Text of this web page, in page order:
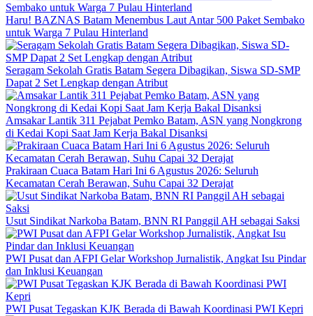
Haru! BAZNAS Batam Menembus Laut Antar 500 Paket Sembako
untuk Warga 7 Pulau Hinterland
Seragam Sekolah Gratis Batam Segera Dibagikan, Siswa SD-SMP
Dapat 2 Set Lengkap dengan Atribut
Amsakar Lantik 311 Pejabat Pemko Batam, ASN yang Nongkrong
di Kedai Kopi Saat Jam Kerja Bakal Disanksi
Prakiraan Cuaca Batam Hari Ini 6 Agustus 2026: Seluruh
Kecamatan Cerah Berawan, Suhu Capai 32 Derajat
Usut Sindikat Narkoba Batam, BNN RI Panggil AH sebagai Saksi
PWI Pusat dan AFPI Gelar Workshop Jurnalistik, Angkat Isu Pindar
dan Inklusi Keuangan
PWI Pusat Tegaskan KJK Berada di Bawah Koordinasi PWI Kepri